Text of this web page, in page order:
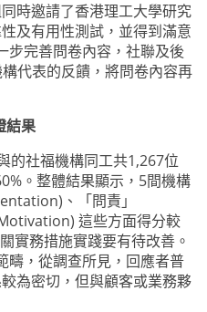
時邀請了香港理工大學研究
及有用性測試，並得到滿意
完善問卷內容，社聯及後
代表的反饋，將問卷內容再
結果
的社福機構同工共1,267位
。整體結果顯示，5間機構
、「問責」
這些方面得分較
實務措施實踐要有待改善。
疇，從調查所見，回應者普
為密切，但與顧客或業務夥